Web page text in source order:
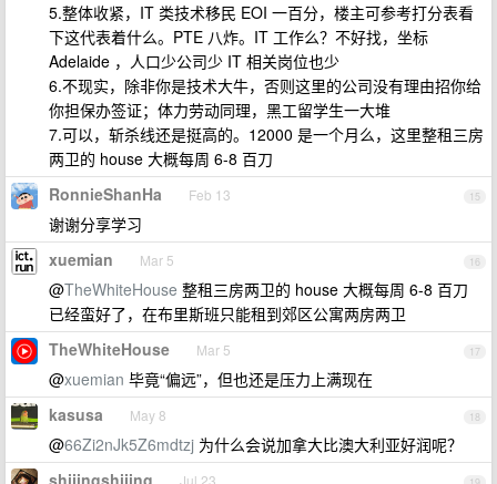
5.整体收紧，IT 类技术移民 EOI 一百分，楼主可参考打分表看
下这代表着什么。PTE 八炸。IT 工作么？不好找，坐标
Adelaide ，人口少公司少 IT 相关岗位也少
6.不现实，除非你是技术大牛，否则这里的公司没有理由招你给
你担保办签证；体力劳动同理，黑工留学生一大堆
7.可以，斩杀线还是挺高的。12000 是一个月么，这里整租三房
两卫的 house 大概每周 6-8 百刀
15
RonnieShanHa Feb 13
谢谢分享学习
16
xuemian Mar 5
@TheWhiteHouse 整租三房两卫的 house 大概每周 6-8 百刀
已经蛮好了，在布里斯班只能租到郊区公寓两房两卫
17
TheWhiteHouse Mar 5
@xuemian 毕竟“偏远”，但也还是压力上满现在
18
kasusa May 8
@66Zi2nJk5Z6mdtzj 为什么会说加拿大比澳大利亚好润呢？
shijingshijing Jul 23